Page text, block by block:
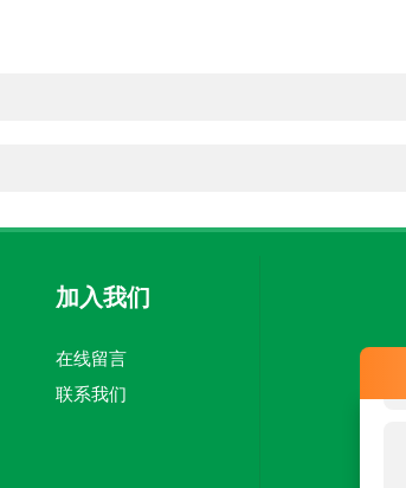
加入我们
在线留言
联系我们